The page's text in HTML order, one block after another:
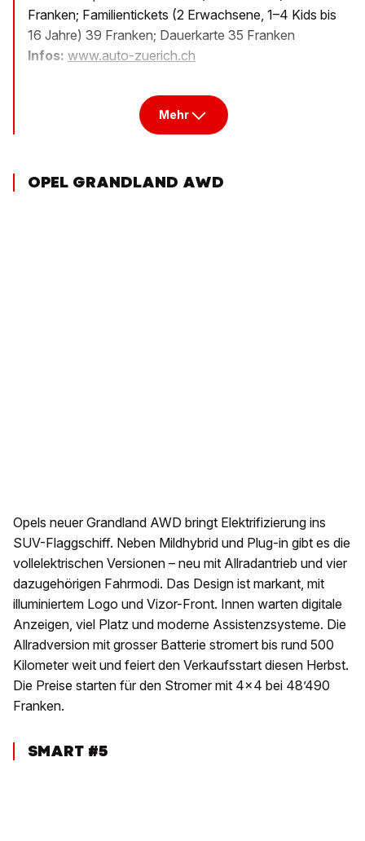
Franken; Familientickets (2 Erwachsene, 1–4 Kids bis
16 Jahre) 39 Franken; Dauerkarte 35 Franken
Infos: www.auto-zuerich.ch
Mehr
OPEL GRANDLAND AWD
Opels neuer Grandland AWD bringt Elektrifizierung ins
SUV-Flaggschiff. Neben Mildhybrid und Plug-in gibt es die
vollelektrischen Versionen – neu mit Allradantrieb und vier
dazugehörigen Fahrmodi. Das Design ist markant, mit
illuminiertem Logo und Vizor-Front. Innen warten digitale
Anzeigen, viel Platz und moderne Assistenzsysteme. Die
Allradversion mit grosser Batterie stromert bis rund 500
Kilometer weit und feiert den Verkaufsstart diesen Herbst.
Die Preise starten für den Stromer mit 4x4 bei 48’490
Franken.
SMART #5